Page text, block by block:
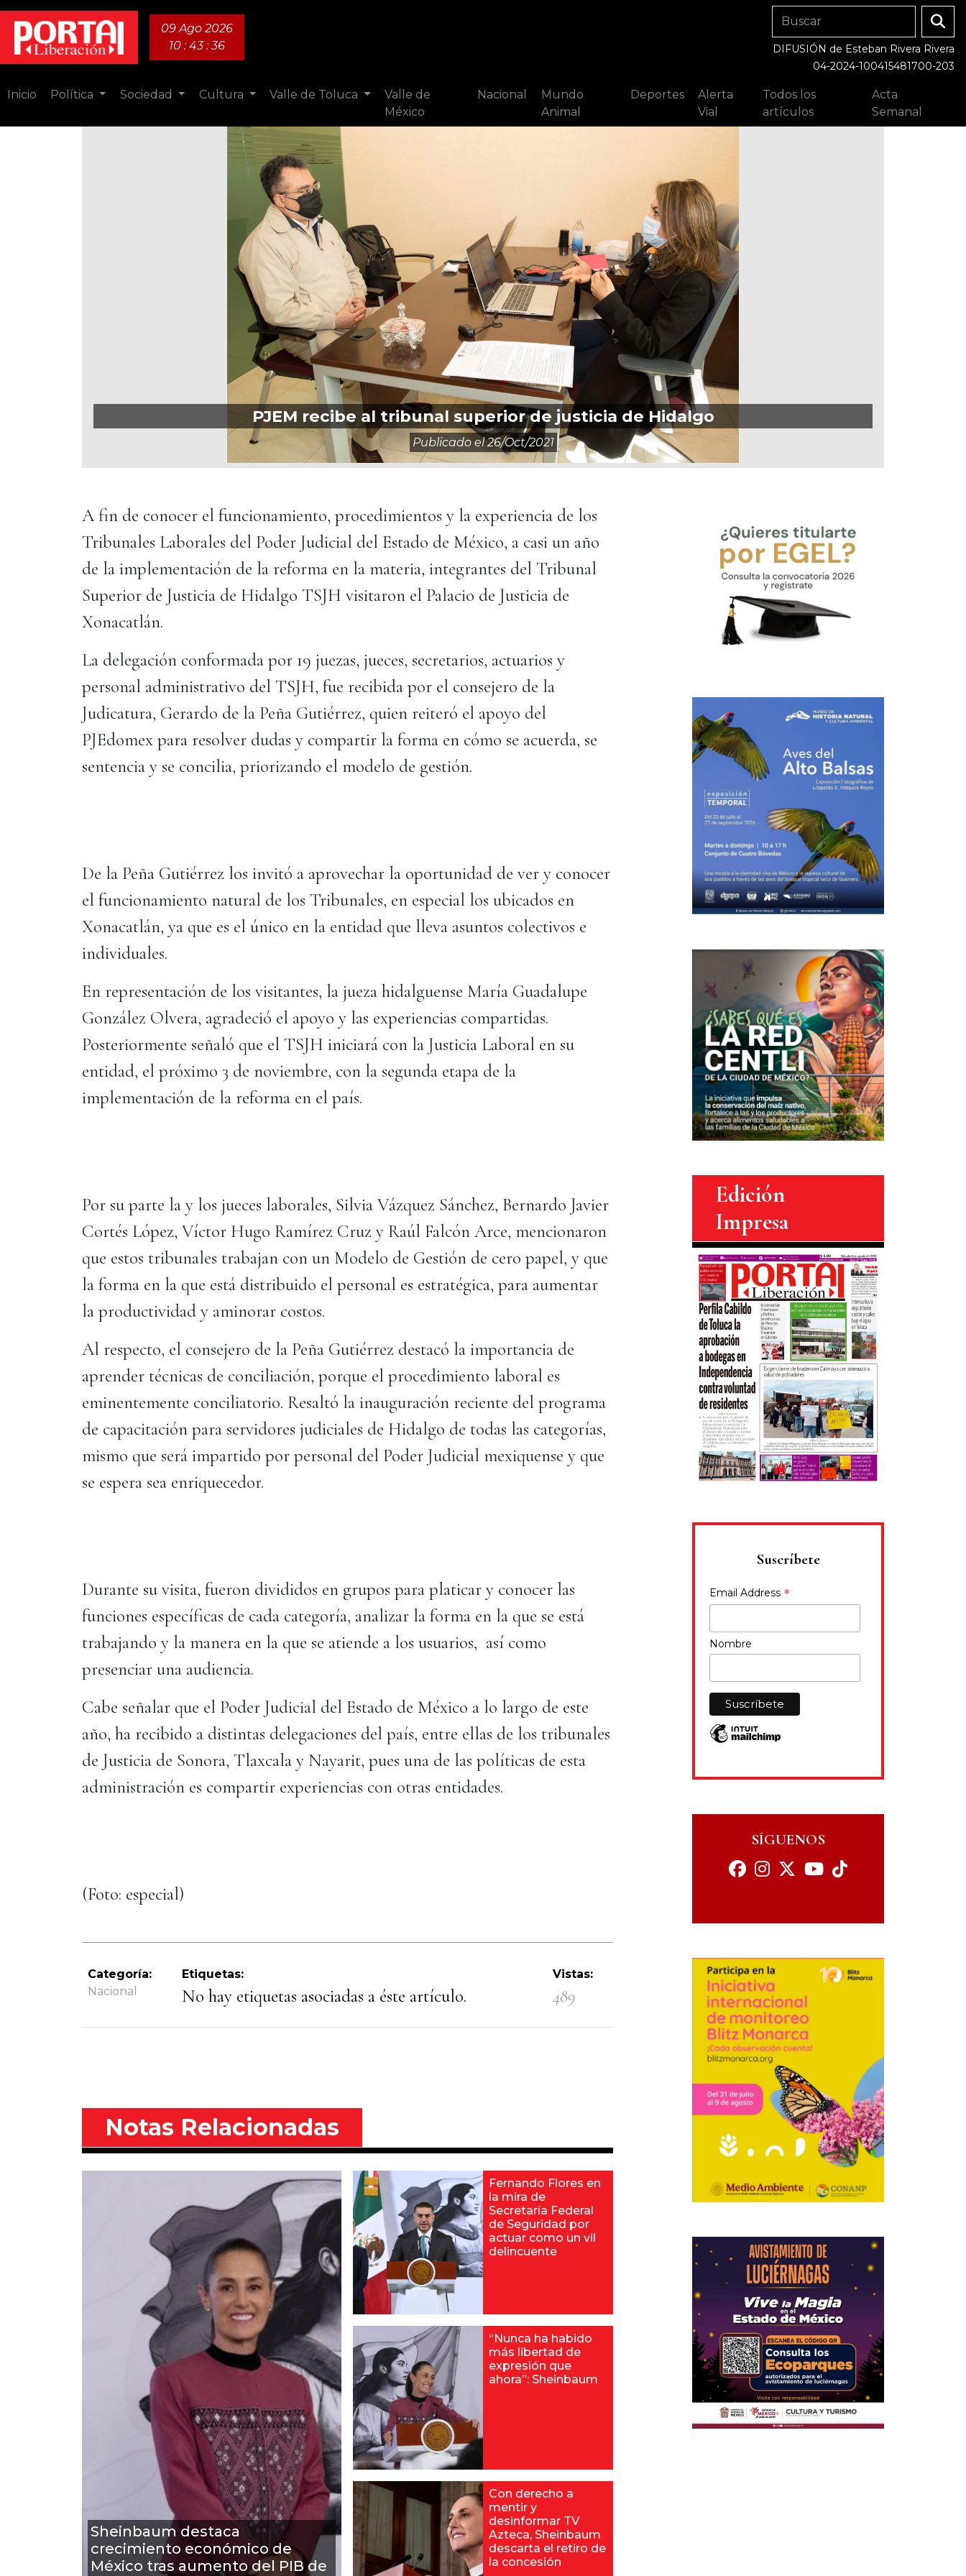
09 Ago 2026
10 : 43 : 38
DIFUSIÓN de Esteban Rivera Rivera
04-2024-100415481700-203
Inicio Política Sociedad Cultura Valle de Toluca
Valle de
México
Nacional
Mundo
Animal
Deportes
Alerta
Vial
Todos los
artículos
Acta
Semanal
PJEM recibe al tribunal superior de justicia de Hidalgo
Publicado el26/oct/2021
A fin de conocer el funcionamiento, procedimientos y la experiencia de los
Tribunales Laborales del Poder Judicial del Estado de México, a casi un año
de la implementación de la reforma en la materia, integrantes del Tribunal
Superior de Justicia de Hidalgo TSJH visitaron el Palacio de Justicia de
Xonacatlán.
La delegación conformada por 19 juezas, jueces, secretarios, actuarios y
personal administrativo del TSJH, fue recibida por el consejero de la
Judicatura, Gerardo de la Peña Gutiérrez, quien reiteró el apoyo del
PJEdomex para resolver dudas y compartir la forma en cómo se acuerda, se
sentencia y se concilia, priorizando el modelo de gestión.
De la Peña Gutiérrez los invitó a aprovechar la oportunidad de ver y conocer
el funcionamiento natural de los Tribunales, en especial los ubicados en
Xonacatlán, ya que es el único en la entidad que lleva asuntos colectivos e
individuales.
En representación de los visitantes, la jueza hidalguense María Guadalupe
González Olvera, agradeció el apoyo y las experiencias compartidas.
Posteriormente señaló que el TSJH iniciará con la Justicia Laboral en su
entidad, el próximo 3 de noviembre, con la segunda etapa de la
implementación de la reforma en el país.
Por su parte la y los jueces laborales, Silvia Vázquez Sánchez, Bernardo Javier
Cortés López, Víctor Hugo Ramírez Cruz y Raúl Falcón Arce, mencionaron
que estos tribunales trabajan con un Modelo de Gestión de cero papel, y que
la forma en la que está distribuido el personal es estratégica, para aumentar
la productividad y aminorar costos.
Al respecto, el consejero de la Peña Gutiérrez destacó la importancia de
aprender técnicas de conciliación, porque el procedimiento laboral es
eminentemente conciliatorio. Resaltó la inauguración reciente del programa
de capacitación para servidores judiciales de Hidalgo de todas las categorías,
mismo que será impartido por personal del Poder Judicial mexiquense y que
se espera sea enriquecedor.
Durante su visita, fueron divididos en grupos para platicar y conocer las
funciones específicas de cada categoría, analizar la forma en la que se está
trabajando y la manera en la que se atiende a los usuarios, así como
presenciar una audiencia.
Cabe señalar que el Poder Judicial del Estado de México a lo largo de este
año, ha recibido a distintas delegaciones del país, entre ellas de los tribunales
de Justicia de Sonora, Tlaxcala y Nayarit, pues una de las políticas de esta
administración es compartir experiencias con otras entidades.
(Foto: especial)
Categoría:
Nacional
Etiquetas:
No hay etiquetas asociadas a éste artículo.
Vistas:
489
Notas Relacionadas
Sheinbaum destaca
crecimiento económico de
México tras aumento del PIB de
Fernando Flores en
la mira de
Secretaría Federal
de Seguridad por
actuar como un vil
delincuente
“Nunca ha habido
más libertad de
expresión que
ahora”: Sheinbaum
Con derecho a
mentir y
desinformar TV
Azteca, Sheinbaum
descarta el retiro de
la concesión
Edición
Impresa
Suscríbete
Email Address *
Nombre
SÍGUENOS